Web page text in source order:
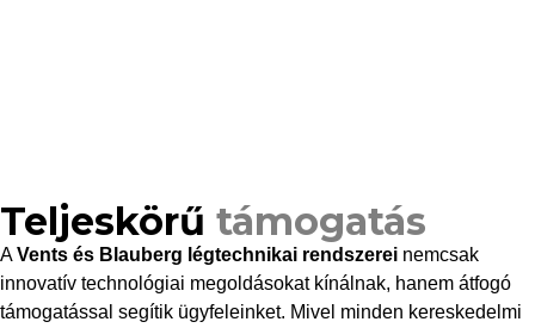
Teljeskörű támogatás
AVents és Blauberg légtechnikai rendszerei nemcsak
innovatív technológiai megoldásokat kínálnak, hanem átfogó
támogatással segítik ügyfeleinket. Mivel minden kereskedelmi